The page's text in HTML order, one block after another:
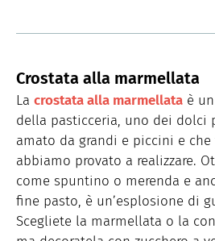
Crostata alla marmellata
La crostata alla marmellata è
della pasticceria, uno dei dolci
amato da grandi e piccini e
abbiamo provato a realizzare.
come spuntino o merenda e
fine pasto, è un’esplosione di
Scegliete la marmellata o la